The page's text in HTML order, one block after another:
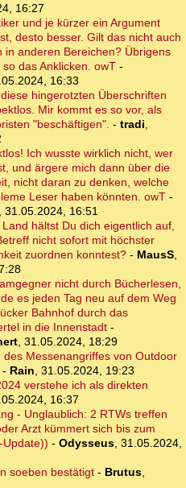
16:27
und je kürzer ein Argument
desto besser. Gilt das nicht auch
in anderen Bereichen? Übrigens
das Anklicken. owT -
16:33
hingerotzten Überschriften
Mir kommt es so vor, als
"beschäftigen". - tradi,
Ich wusste wirklich nicht, wer
und ärgere mich dann über die
nicht daran zu denken, welche
Leser haben könnten. owT -
, 31.05.2024, 16:51
hältst Du dich eigentlich auf,
nicht sofort mit höchster
zuordnen konntest? - MausS,
nicht durch Bücherlesen,
es jeden Tag neu auf dem Weg
Bahnhof durch das
in die Innenstadt -
, 31.05.2024, 18:29
des Messenangriffes von Outdoor
- Rain, 31.05.2024, 19:23
verstehe ich als direkten
16:37
- Unglaublich: 2 RTWs treffen
Arzt kümmert sich bis zum
Update)) - Odysseus, 31.05.2024,
soeben bestätigt- Brutus,